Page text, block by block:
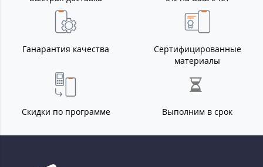
Ганарантия качества
Сертифицированные
материалы
Скидки по программе Выполним в срок